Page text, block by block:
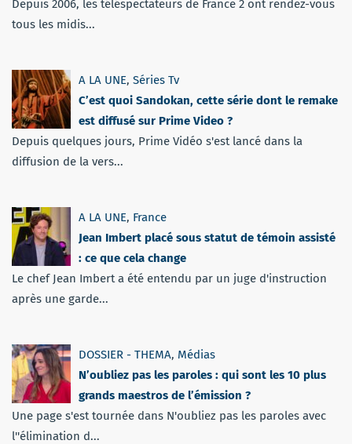
Depuis 2006, les téléspectateurs de France 2 ont rendez-vous
tous les midis...
A LA UNE, Séries Tv
C’est quoi Sandokan, cette série dont le remake
est diffusé sur Prime Video ?
Depuis quelques jours, Prime Vidéo s'est lancé dans la
diffusion de la vers...
A LA UNE, France
Jean Imbert placé sous statut de témoin assisté
: ce que cela change
Le chef Jean Imbert a été entendu par un juge d'instruction
après une garde...
DOSSIER - THEMA, Médias
N’oubliez pas les paroles : qui sont les 10 plus
grands maestros de l’émission ?
Une page s'est tournée dans N'oubliez pas les paroles avec
l''élimination d...